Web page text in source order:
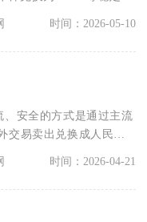
时间：2026-05-10
、安全的方式是通过主流
交易卖出兑换成人民
时间：2026-04-21